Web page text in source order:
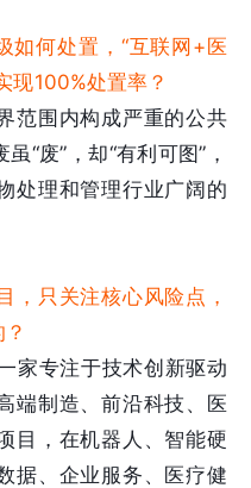
如何处置，“互联网+医
现100%处置率？
范围内构成严重的公共
“废”，却“有利可图”，
处理和管理行业广阔的
，只关注核心风险点，
家专注于技术创新驱动
端制造、前沿科技、医
目，在机器人、智能硬
据、企业服务、医疗健